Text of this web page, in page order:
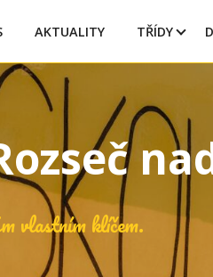
AKTUALITY TŘÍDY
vlastním klíčem.